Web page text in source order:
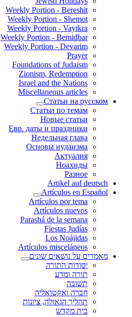
Weekly Portion - Bereshit
Weekly Portion - Shemot
Weekly Portion - Vayikra
Weekly Portion - Bemidbar
Weekly Portion - Devarim
Prayer
Foundations of Judaism
Zionism, Redemption
Israel and the Nations
Miscellaneous articles
Статьи на русском
Статьи по темам
Новые статьи
Евр. даты и праздники
Недельная глава
Основы иудаизма
Актуалия
Ноахиды
Разное
Artikel auf deutsch
Artículos en Español
Artículos por tema
Artículos nuevos
Parashá de la semana
Fiestas Judías
Los Noájidas
Artículos misceláneos
מאמרים על נושאים שונים
יסודות התורה
תורה ומדע
תשובה
חברה ואקטואליה
תהליך הגאולה, ציונות
בית מקדש